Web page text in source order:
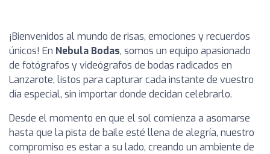
¡Bienvenidos al mundo de risas, emociones y recuerdos
únicos! En Nebula Bodas, somos un equipo apasionado
de fotógrafos y videógrafos de bodas radicados en
Lanzarote, listos para capturar cada instante de vuestro
día especial, sin importar donde decidan celebrarlo.
Desde el momento en que el sol comienza a asomarse
hasta que la pista de baile esté llena de alegría, nuestro
compromiso es estar a su lado, creando un ambiente de